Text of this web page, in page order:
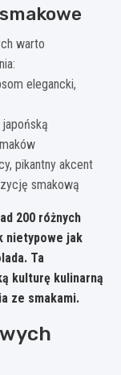
warto
elegancki,
pikantny akcent
smakową
200 różnych
nietypowe jak
Ta
kulturę kulinarną
ze smakami.